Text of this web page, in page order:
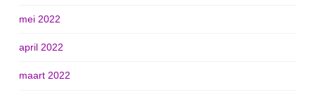
mei 2022
april 2022
maart 2022